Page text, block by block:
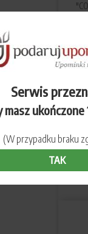
Serwis
masz
(W przypadku braku
TAK